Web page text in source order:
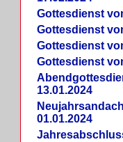
Gottesdienst
Gottesdienst
Gottesdienst
Gottesdienst
13.01.2024
01.01.2024